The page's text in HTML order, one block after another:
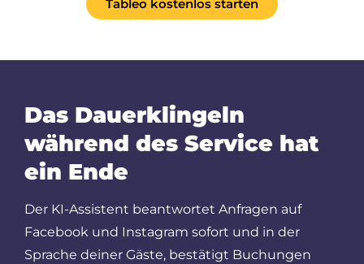
Tableo kostenlos starten
Das Dauerklingeln
während des Service hat
ein Ende
Der KI-Assistent beantwortet Anfragen auf
Facebook und Instagram sofort und in der
Sprache deiner Gäste, bestätigt Buchungen